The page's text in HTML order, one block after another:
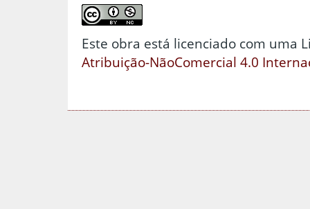
Este obra está licenciado com uma
Atribuição-NãoComercial 4.0